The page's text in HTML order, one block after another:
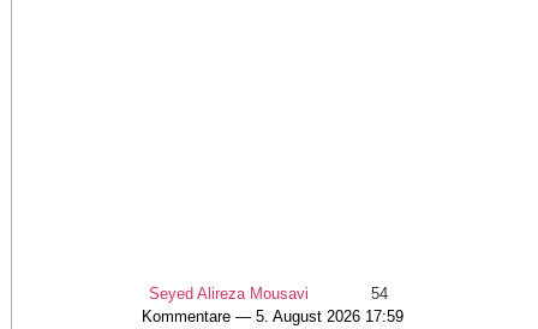
Seyed Alireza Mousavi
54
Kommentare — 5. August 2026 17:59